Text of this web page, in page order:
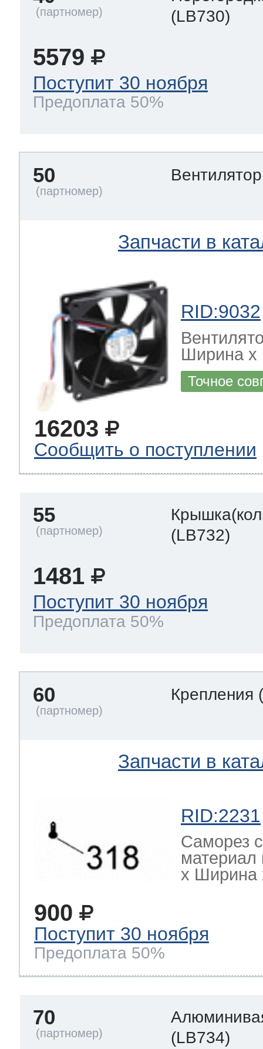
(LB730)
5579
Поступит 30 ноября
Предоплата 50%
50
Запчасти в
RID:9032
Ширина х
Точное
16203
Сообщить о поступлении
55
(LB732)
1481
Поступит 30 ноября
Предоплата 50%
60 Крепления
Запчасти в
RID:2231
Саморез
х Ширина
900
Поступит 30 ноября
Предоплата 50%
70
(LB734)